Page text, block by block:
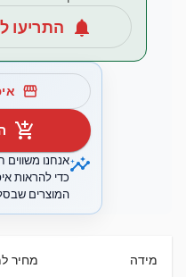
notifications התריעו
storefront
add_shopping_cart
insightsאנחנו משווים
כדי להראות
המוצרים
מידה מחיר